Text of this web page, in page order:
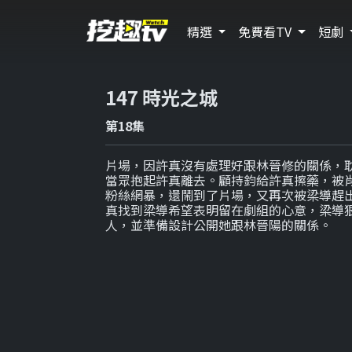
精選 免費看TV 短劇
147 時光之城
第18集
片場，因許真沒有處理好跟林晉修的關係
當眾抱起許真離去。顧持鈞給許真擦藥，
粉絲網暴，還鬧到了片場，又再次被梁導
真找到梁導希望表明留在劇組的心意，梁
人，並準備設計公開她跟林晉陽的關係。